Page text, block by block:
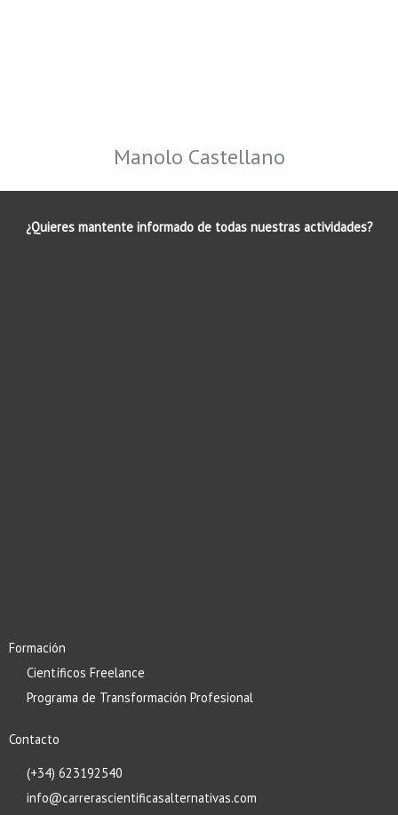
Manolo Castellano
¿Quieres mantente informado de todas nuestras actividades?
Formación
Científicos Freelance
Programa de Transformación Profesional
Contacto
(+34) 623192540
info@carrerascientificasalternativas.com